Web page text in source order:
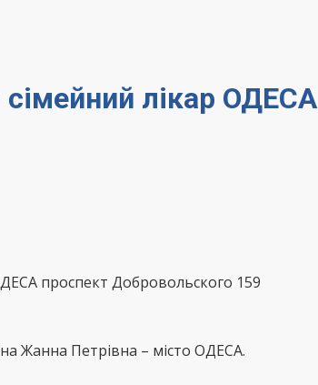
лікар ОДЕСА
проспект Добровольского 159
Жанна Петрівна – місто ОДЕСА.